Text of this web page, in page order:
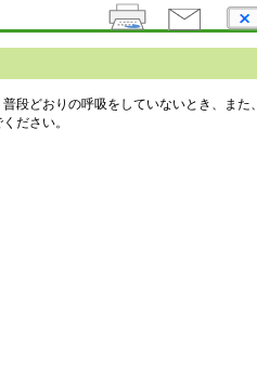
段どおりの呼吸をしていないとき、また、
ださい。